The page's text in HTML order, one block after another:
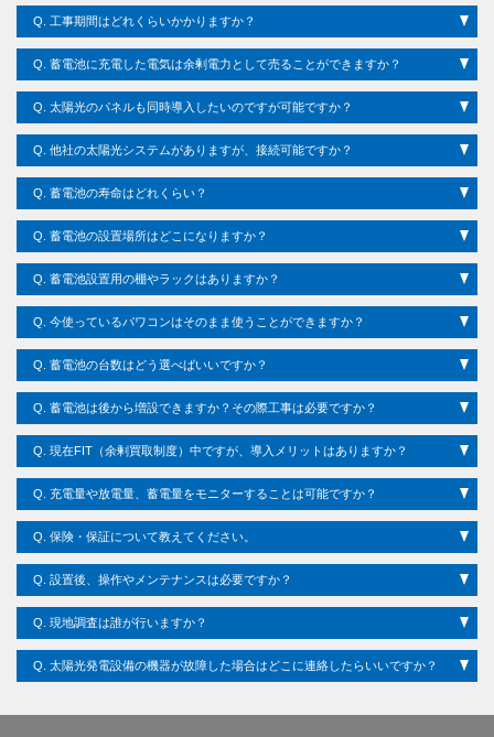
Q. 工事期間はどれくらいかかりますか？
Q. 蓄電池に充電した電気は余剰電力として売ることができますか？
Q. 太陽光のパネルも同時導入したいのですが可能ですか？
Q. 他社の太陽光システムがありますが、接続可能ですか？
Q. 蓄電池の寿命はどれくらい？
Q. 蓄電池の設置場所はどこになりますか？
Q. 蓄電池設置用の棚やラックはありますか？
Q. 今使っているパワコンはそのまま使うことができますか？
Q. 蓄電池の台数はどう選べばいいですか？
Q. 蓄電池は後から増設できますか？その際工事は必要ですか？
Q. 現在FIT（余剰買取制度）中ですが、導入メリットはありますか？
Q. 充電量や放電量、蓄電量をモニターすることは可能ですか？
Q. 保険・保証について教えてください。
Q. 設置後、操作やメンテナンスは必要ですか？
Q. 現地調査は誰が行いますか？
Q. 太陽光発電設備の機器が故障した場合はどこに連絡したらいいですか？